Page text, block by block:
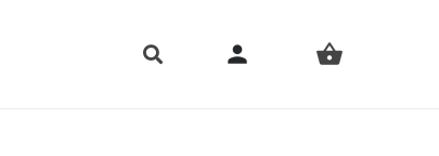
person shopping_basket